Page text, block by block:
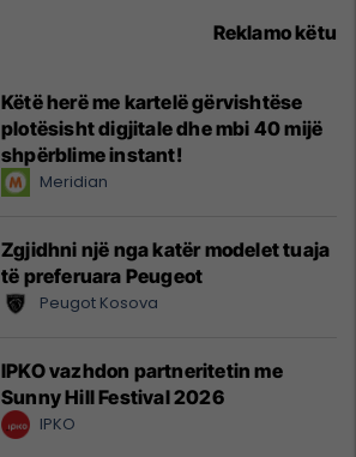
Reklamo këtu
Këtë herë me kartelë gërvishtëse
plotësisht digjitale dhe mbi 40 mijë
shpërblime instant!
Meridian
Zgjidhni një nga katër modelet tuaja
të preferuara Peugeot
Peugot Kosova
IPKO vazhdon partneritetin me
Sunny Hill Festival 2026
IPKO